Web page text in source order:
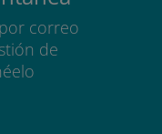
correo
de